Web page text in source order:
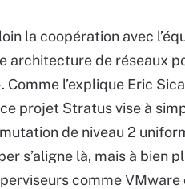
la coopération avec
architecture de réseaux
Comme l’explique Eric
projet Stratus vise à
de niveau 2
s’aligne là, mais à bien
comme